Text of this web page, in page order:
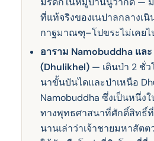
ที่แท้จริงของเนปาลกลางเนิ
กาฐมาณฑุ–โปขระไม่เคยไ
อาราม Namobuddha และ
(Dhulikhel)— เดินป่า 2 ชั่ว
นาขั้นบันไดและป่าเหนือ
Namobuddha ซึ่งเป็นหนึ่ง
ทางพุทธศาสนาที่ศักดิ์สิทธิ์
นานเล่าว่าเจ้าชายมหาสัตต